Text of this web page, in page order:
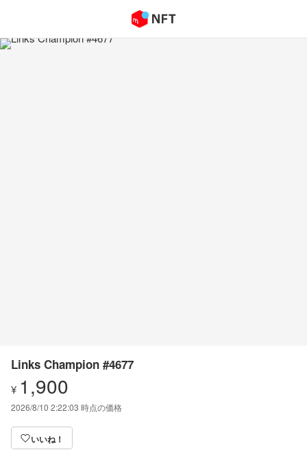
Links Champion #4677
¥ 1,900
2026/8/10 2:22:03 時点の価格
いいね！